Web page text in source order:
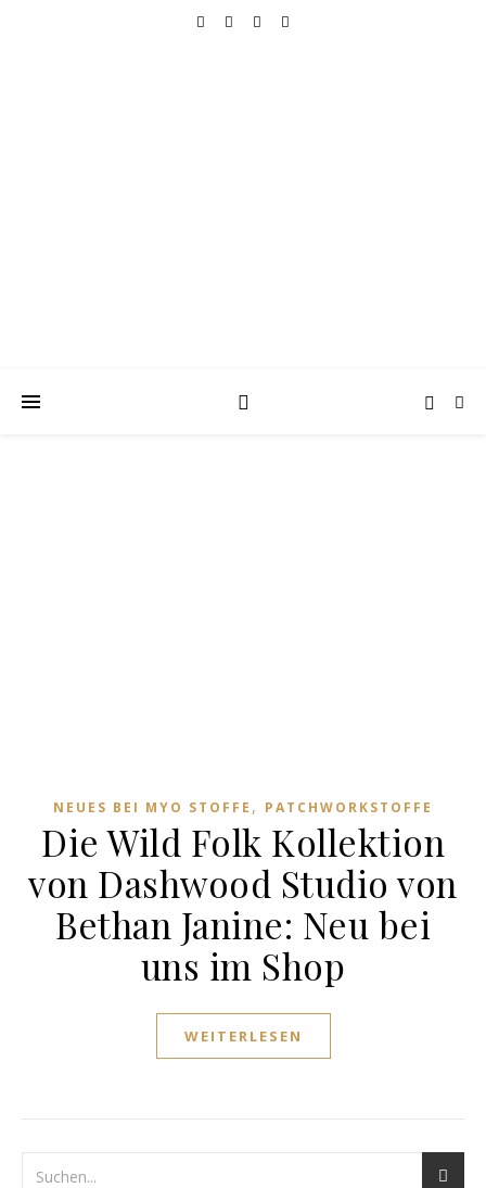
NEUES BEI MYO STOFFE , PATCHWORKSTOFFE
Die Wild Folk Kollektion
von Dashwood Studio von
Bethan Janine: Neu bei
uns im Shop
WEITERLESEN